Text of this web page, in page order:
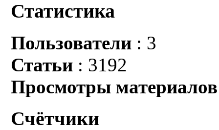
Статистика
Пользователи : 3
Статьи : 3192
Просмотры материалов
Счётчики